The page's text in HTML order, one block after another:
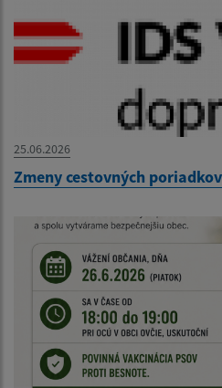
25.06.2026
Zmeny cestovných